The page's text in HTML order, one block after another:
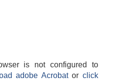
is not configured to
adobe Acrobatorclick